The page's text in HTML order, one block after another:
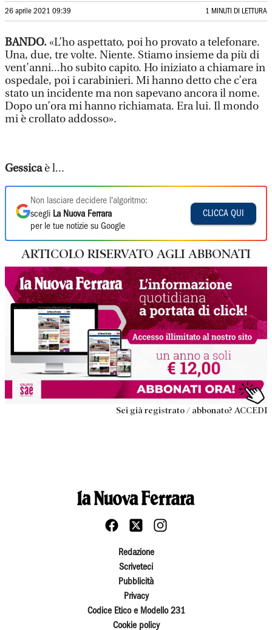
26 aprile 2021 09:39 1 MINUTI DI LETTURA
BANDO.«L’ho aspettato, poi ho provato a telefonare.
Una, due, tre volte. Niente. Stiamo insieme da più di
vent’anni...ho subito capito. Ho iniziato a chiamare in
ospedale, poi i carabinieri. Mi hanno detto che c’era
stato un incidente ma non sapevano ancora il nome.
Dopo un’ora mi hanno richiamata. Era lui. Il mondo
mi è crollato addosso».
Gessicaè l...
Non lasciare decidere l'algoritmo:
scegli La Nuova Ferrara
per le tue notizie su Google
CLICCA QUI
ARTICOLO RISERVATO AGLI ABBONATI
Sei già registrato / abbonato? ACCEDI
Redazione
Scriveteci
Pubblicità
Privacy
Codice Etico e Modello 231
Cookie policy